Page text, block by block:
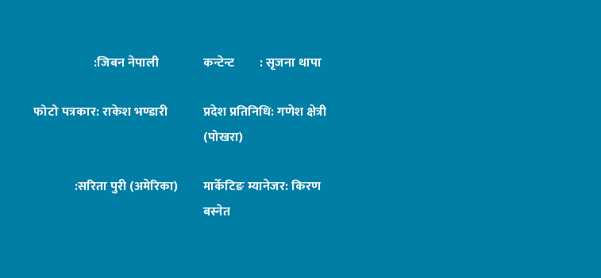
:जिबन नेपाली कन्टेन्ट : सृजना थापा
फोटो पत्रकार: राकेश भण्डारी
प्रदेश प्रतिनिधि: गणेश क्षेत्री
(पोखरा)
:सरिता पुरी (अमेरिका)
मार्केटिङ म्यानेजर: किरण
बस्नेत